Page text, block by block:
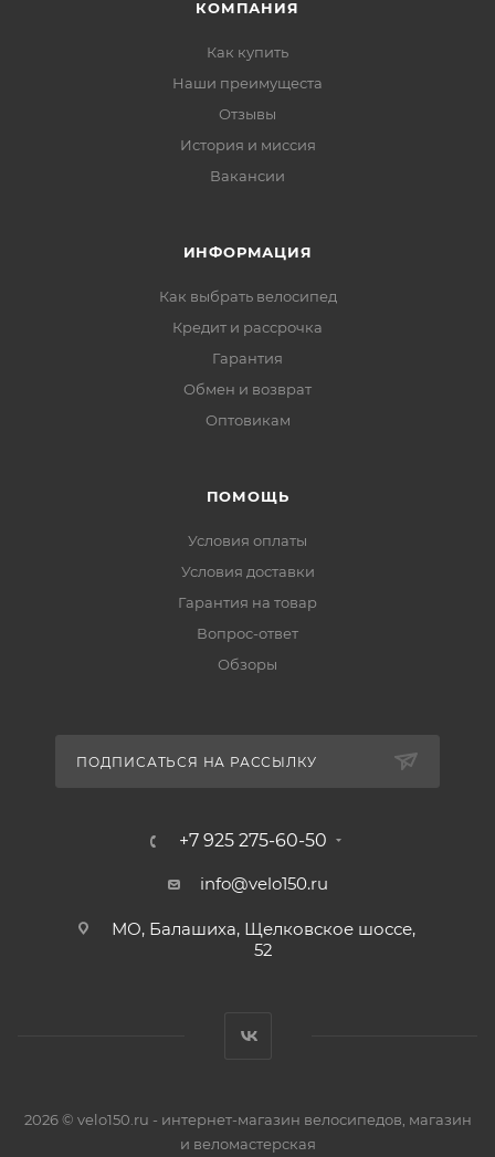
КОМПАНИЯ
Как купить
Наши преимущеста
Отзывы
История и миссия
Вакансии
ИНФОРМАЦИЯ
Как выбрать велосипед
Кредит и рассрочка
Гарантия
Обмен и возврат
Оптовикам
ПОМОЩЬ
Условия оплаты
Условия доставки
Гарантия на товар
Вопрос-ответ
Обзоры
ПОДПИСАТЬСЯ НА РАССЫЛКУ
+7 925 275-60-50
info@velo150.ru
МО, Балашиха, Щелковское шоссе,
52
2026 © velo150.ru - интернет-магазин велосипедов, магазин
и веломастерская